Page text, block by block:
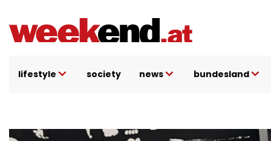
Inhalt
lifestyle society news bundesland